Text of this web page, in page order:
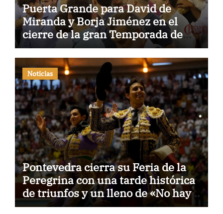
Puerta Grande para David de
Miranda y Borja Jiménez en el
cierre de la gran Temporada de
Verano de El Puerto
Noticias
Pontevedra cierra su Feria de la
Peregrina con una tarde histórica
de triunfos y un lleno de «No hay
billetes»